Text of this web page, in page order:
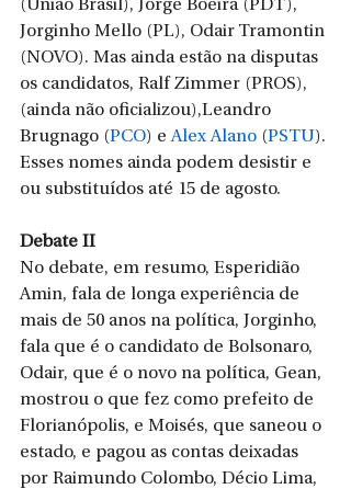
(União Brasil), Jorge Boeira (PDT),
Jorginho Mello (PL), Odair Tramontin
(NOVO). Mas ainda estão na disputas
os candidatos, Ralf Zimmer (PROS),
(ainda não oficializou),Leandro
Brugnago (PCO) e Alex Alano (PSTU ).
Esses nomes ainda podem desistir e
ou substituídos até 15 de agosto.
Debate II
No debate, em resumo, Esperidião
Amin, fala de longa experiência de
mais de 50 anos na política, Jorginho,
fala que é o candidato de Bolsonaro,
Odair, que é o novo na política, Gean,
mostrou o que fez como prefeito de
Florianópolis, e Moisés, que saneou o
estado, e pagou as contas deixadas
por Raimundo Colombo, Décio Lima,